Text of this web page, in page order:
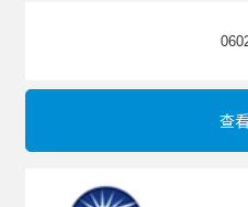
查